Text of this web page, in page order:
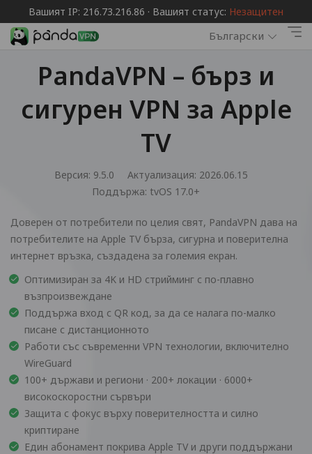
Вашият IP: 216.73.216.86 · Вашият статус: Незащитен
Български
PandaVPN – бърз и
сигурен VPN за Apple
TV
Версия: 9.5.0
Актуализация: 2026.06.15
Поддържа: tvOS 17.0+
Доверен от потребители по целия свят, PandaVPN дава на
потребителите на Apple TV бърза, сигурна и поверителна
интернет връзка, създадена за големия екран.
Оптимизиран за 4K и HD стрийминг с по-плавно
възпроизвеждане
Поддържа вход с QR код, за да се налага по-малко
писане с дистанционното
Работи със съвременни VPN технологии, включително
WireGuard
100+ държави и региони · 200+ локации · 6000+
високоскоростни сървъри
Защита с фокус върху поверителността и силно
криптиране
Един абонамент покрива Apple TV и други поддържани